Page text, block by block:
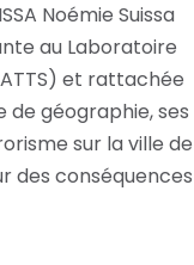
Noémie Suissa
au Laboratoire
et rattachée
de géographie, ses
sur la ville de
des conséquences